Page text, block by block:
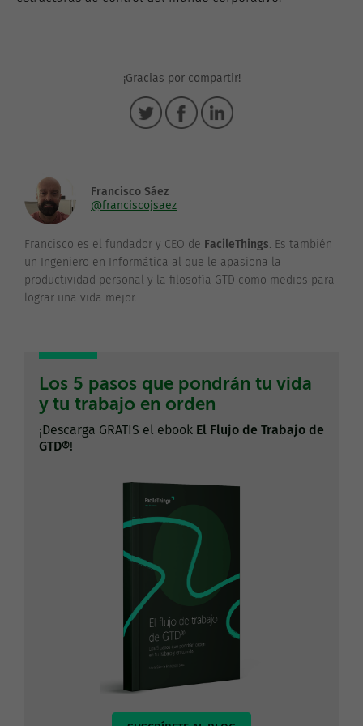
¡Gracias por compartir!
Francisco Sáez
@franciscojsaez
Francisco es el fundador y CEO de FacileThings. Es también
un Ingeniero en Informática al que le apasiona la
productividad personal y la filosofía GTD como medios para
lograr una vida mejor.
Los 5 pasos que pondrán tu vida
y tu trabajo en orden
¡Descarga GRATIS el ebook El Flujo de Trabajo de
GTD®!